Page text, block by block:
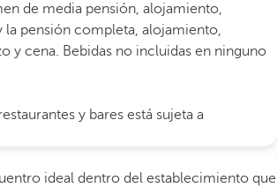
de media pensión, alojamiento,
la pensión completa, alojamiento,
y cena. Bebidas no incluidas en ninguno
y bares está sujeta a
ideal dentro del establecimiento que